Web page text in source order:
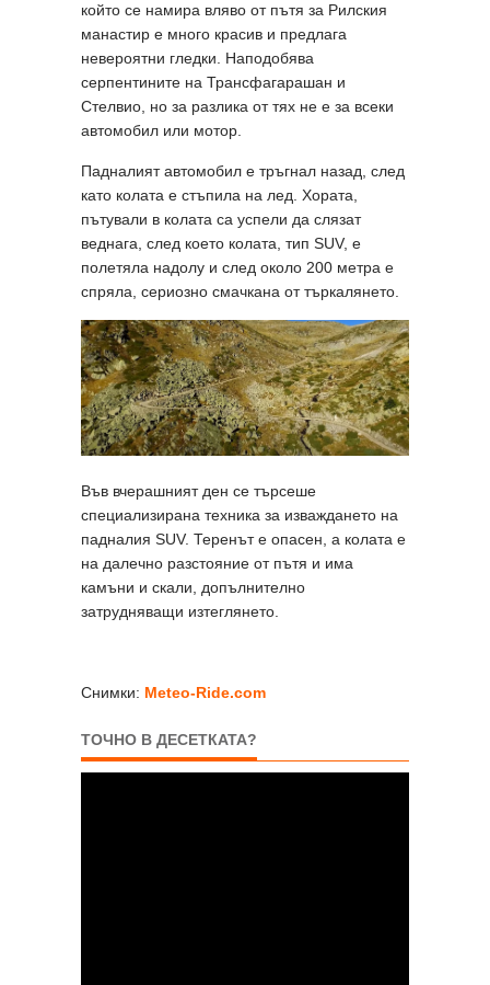
който се намира вляво от пътя за Рилския
манастир е много красив и предлага
невероятни гледки. Наподобява
серпентините на Трансфагарашан и
Стелвио, но за разлика от тях не е за всеки
автомобил или мотор.
Падналият автомобил е тръгнал назад, след
като колата е стъпила на лед. Хората,
пътували в колата са успели да слязат
веднага, след което колата, тип SUV, е
полетяла надолу и след около 200 метра е
спряла, сериозно смачкана от търкалянето.
Във вчерашният ден се търсеше
специализирана техника за изваждането на
падналия SUV. Теренът е опасен, а колата е
на далечно разстояние от пътя и има
камъни и скали, допълнително
затрудняващи изтеглянето.
Снимки: Meteo-Ride.com
ТОЧНО В ДЕСЕТКАТА?